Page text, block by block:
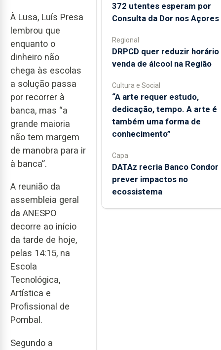
À Lusa, Luís Presa
lembrou que
enquanto o
dinheiro não
chega às escolas
a solução passa
por recorrer à
banca, mas “a
grande maioria
não tem margem
de manobra para ir
à banca”.
A reunião da
assembleia geral
da ANESPO
decorre ao início
da tarde de hoje,
pelas 14:15, na
Escola
Tecnológica,
Artística e
Profissional de
Pombal.
Segundo a
372 utentes esperam por
Consulta da Dor nos Açores
Regional
DRPCD quer reduzir horário
venda de álcool na Região
Cultura e Social
“A arte requer estudo,
dedicação, tempo. A arte é
também uma forma de
conhecimento”
Capa
DATAz recria Banco Condor
prever impactos no
ecossistema